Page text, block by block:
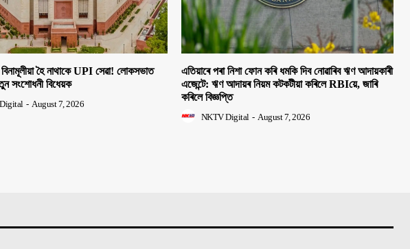
বিনামূলীয়া হৈ নাথাকে UPI সেৱা! লোকসভাত
সংশোধনী বিধেয়ক
- August 7, 2026
এতিয়াৰে পৰা নিশা ফোন কৰি ধমকি দিব নোৱাৰিব ঋণ আদায়কাৰী
এজেন্টে: ঋণ আদায়ৰ নিয়ম কটকটীয়া কৰিলে RBIয়ে, জাৰি
কৰিলে বিজ্ঞপ্তি
NKTV Digital - August 7, 2026